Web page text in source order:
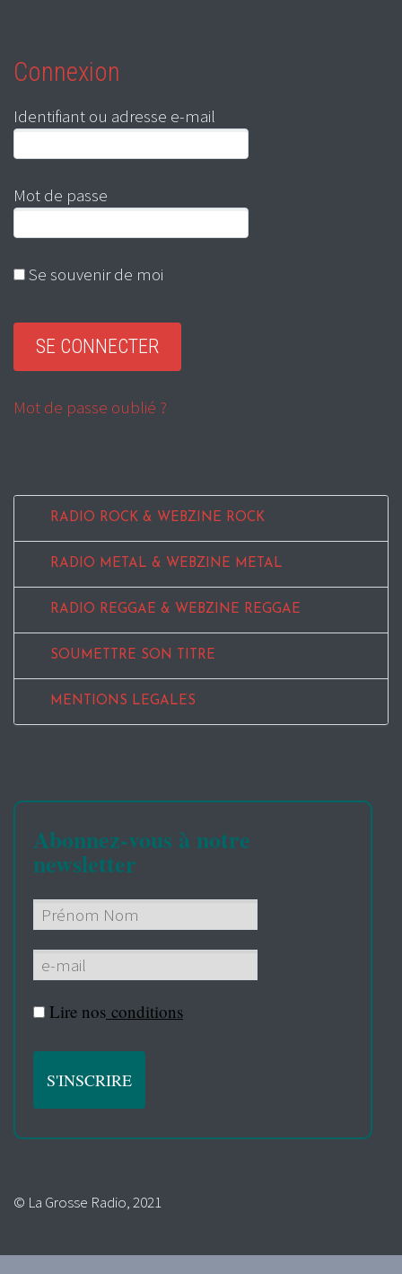
Connexion
Identifiant ou adresse e-mail
Mot de passe
Se souvenir de moi
Mot de passe oublié ?
RADIO ROCK & WEBZINE ROCK
RADIO METAL & WEBZINE METAL
RADIO REGGAE & WEBZINE REGGAE
SOUMETTRE SON TITRE
MENTIONS LEGALES
Abonnez-vous à notre
newsletter
Lire nos conditions
© La Grosse Radio, 2021